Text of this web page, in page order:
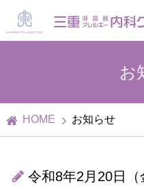
お
HOME お知らせ
令和8年2月20日